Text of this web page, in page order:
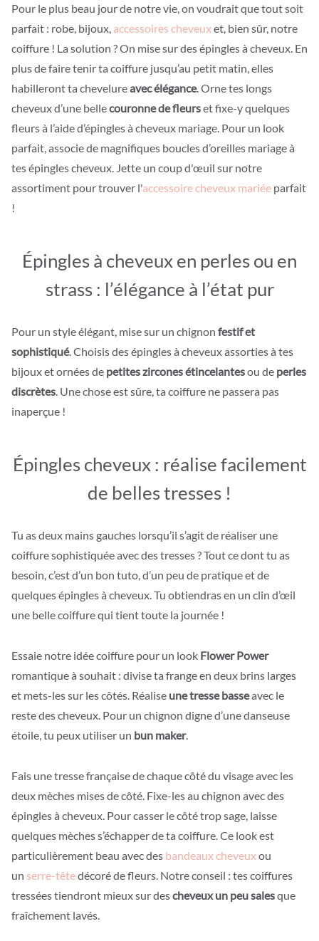
Pour le plus beau jour de notre vie, on voudrait que tout soit
parfait : robe, bijoux, accessoires cheveuxet, bien sûr, notre
coiffure ! La solution ? On mise sur des épingles à cheveux. En
plus de faire tenir ta coiffure jusqu’au petit matin, elles
habilleront ta chevelureavec élégance. Orne tes longs
cheveux d’une bellecouronne de fleurset fixe-y quelques
fleurs à l’aide d’épingles à cheveux mariage. Pour un look
parfait, associe de magnifiques boucles d’oreilles mariage à
tes épingles cheveux. Jette un coup d'œuil sur notre
assortiment pour trouver l'accessoire cheveux mariée parfait
!
Épingles à cheveux en perles ou en
strass : l’élégance à l’état pur
Pour un style élégant, mise sur un chignon festif et
sophistiqué. Choisis des épingles à cheveux assorties à tes
bijoux et ornées de petites zircones étincelantesou de perles
discrètes. Une chose est sûre, ta coiffure ne passera pas
inaperçue !
Épingles cheveux : réalise facilement
de belles tresses !
Tu as deux mains gauches lorsqu’il s’agit de réaliser une
coiffure sophistiquée avec des tresses ? Tout ce dont tu as
besoin, c’est d’un bon tuto, d’un peu de pratique et de
quelques épingles à cheveux. Tu obtiendras en un clin d’œil
une belle coiffure qui tient toute la journée !
Essaie notre idée coiffure pour un look Flower Power
romantique à souhait : divise ta frange en deux brins larges
et mets-les sur les côtés. Réalise une tresse basseavec le
reste des cheveux. Pour un chignon digne d’une danseuse
étoile, tu peux utiliser un bun maker.
Fais une tresse française de chaque côté du visage avec les
deux mèches mises de côté. Fixe-les au chignon avec des
épingles à cheveux. Pour casser le côté trop sage, laisse
quelques mèches s’échapper de ta coiffure. Ce look est
particulièrement beau avec des bandeaux cheveuxou
un serre-têtedécoré de fleurs. Notre conseil : tes coiffures
tressées tiendront mieux sur descheveux un peu salesque
fraîchement lavés.